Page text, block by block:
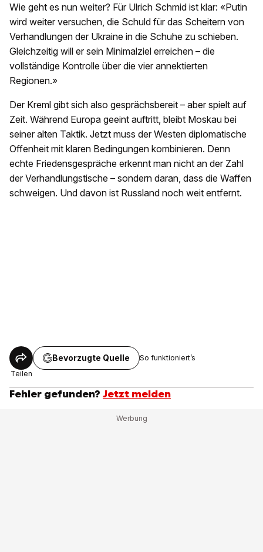
Wie geht es nun weiter? Für Ulrich Schmid ist klar: «Putin
wird weiter versuchen, die Schuld für das Scheitern von
Verhandlungen der Ukraine in die Schuhe zu schieben.
Gleichzeitig will er sein Minimalziel erreichen – die
vollständige Kontrolle über die vier annektierten
Regionen.»
Der Kreml gibt sich also gesprächsbereit – aber spielt auf
Zeit. Während Europa geeint auftritt, bleibt Moskau bei
seiner alten Taktik. Jetzt muss der Westen diplomatische
Offenheit mit klaren Bedingungen kombinieren. Denn
echte Friedensgespräche erkennt man nicht an der Zahl
der Verhandlungstische – sondern daran, dass die Waffen
schweigen. Und davon ist Russland noch weit entfernt.
Teilen
Bevorzugte Quelle So funktioniert’s
Fehler gefunden? Jetzt melden